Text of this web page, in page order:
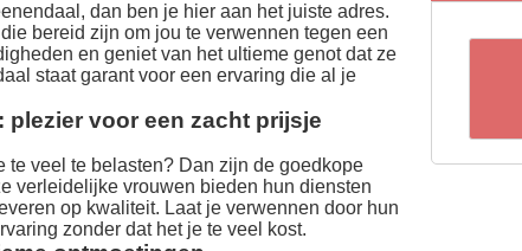
dan ben je hier aan het juiste adres.
bereid zijn om jou te verwennen tegen een
en geniet van het ultieme genot dat ze
staat garant voor een ervaring die al je
plezier voor een zacht prijsje
veel te belasten? Dan zijn de goedkope
verleidelijke vrouwen bieden hun diensten
op kwaliteit. Laat je verwennen door hun
zonder dat het je te veel kost.